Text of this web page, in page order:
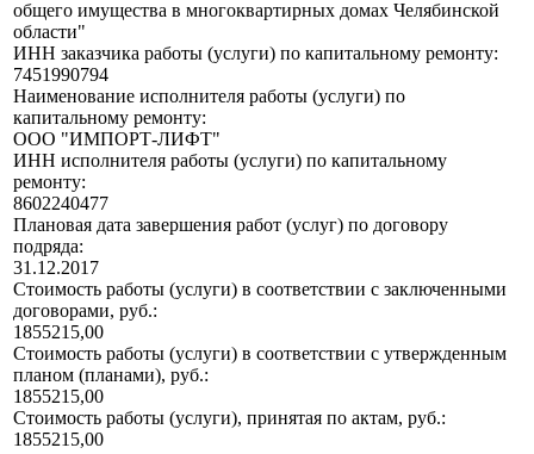
общего имущества в многоквартирных домах Челябинской
области"
ИНН заказчика работы (услуги) по капитальному ремонту:
7451990794
Наименование исполнителя работы (услуги) по
капитальному ремонту:
ООО "ИМПОРТ-ЛИФТ"
ИНН исполнителя работы (услуги) по капитальному
ремонту:
8602240477
Плановая дата завершения работ (услуг) по договору
подряда:
31.12.2017
Стоимость работы (услуги) в соответствии с заключенными
договорами, руб.:
1855215,00
Стоимость работы (услуги) в соответствии с утвержденным
планом (планами), руб.:
1855215,00
Стоимость работы (услуги), принятая по актам, руб.:
1855215,00